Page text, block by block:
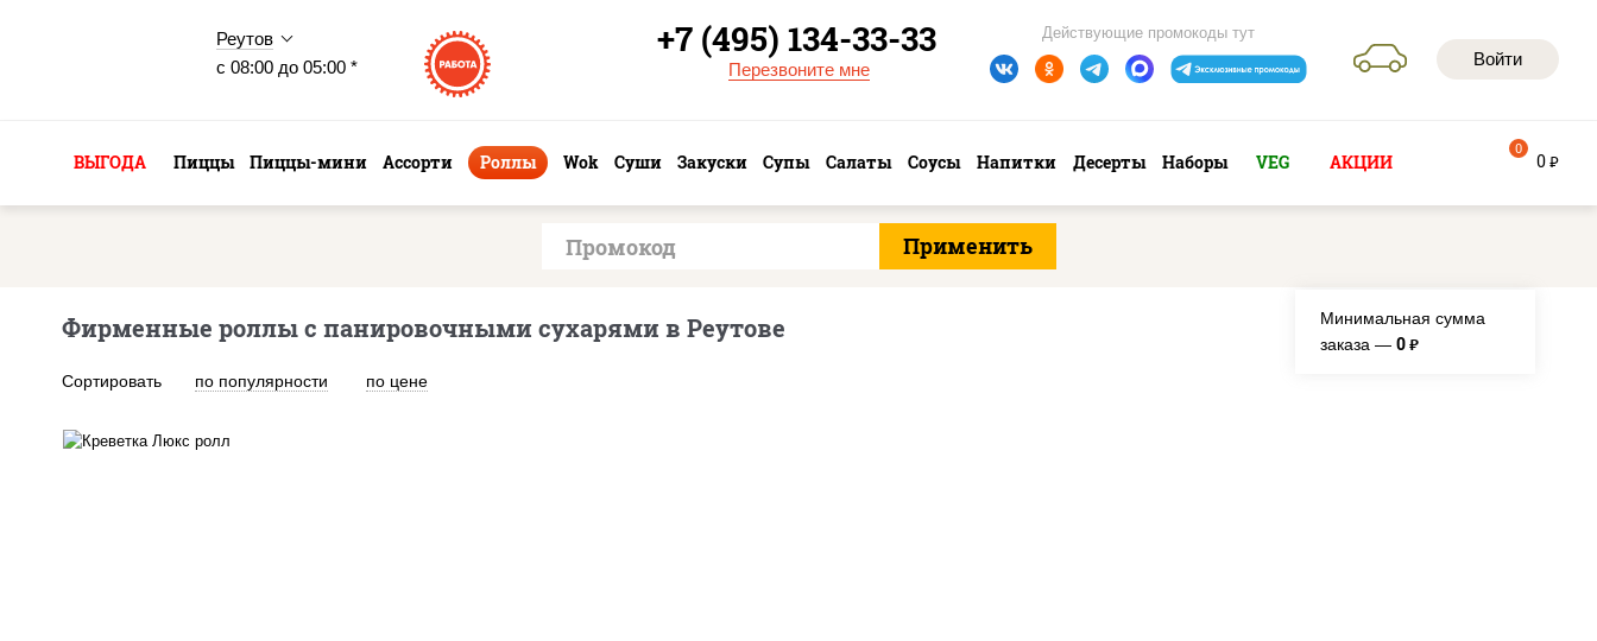
Реутов
с 08:00 до 05:00 *
Войти
Действующие промокоды тут
+7 (495) 134-33-33
Перезвоните мне
ВЫГОДА Пиццы Пиццы-мини Ассорти Роллы Wok Суши Закуски Супы Салаты Соусы Напитки Десерты Наборы VEG АКЦИИ 0 руб
0
Фирменные роллы с панировочными сухарями в Реутове
Сортировать по популярности по цене
Минимальная сумма
заказа — 0 руб.